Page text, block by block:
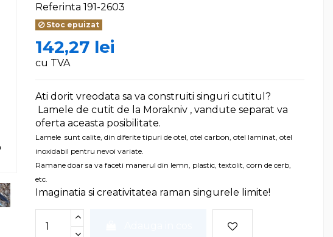
Referinta 191-2603
Stoc epuizat
142,27 lei
cu TVA
Ati dorit vreodata sa va construiti singuri cutitul?
Lamele de cutit de la Morakniv , vandute separat va
oferta aceasta posibilitate.
Lamele sunt calite, din diferite tipuri de otel, otel carbon, otel laminat, otel
inoxidabil pentru nevoi variate.
Ramane doar sa va faceti manerul din lemn, plastic, textolit, corn de cerb,
etc.
Imaginatia si creativitatea raman singurele limite!